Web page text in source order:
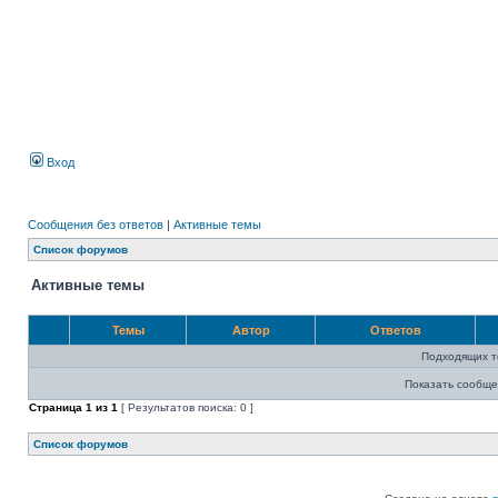
Вход
Сообщения без ответов | Активные темы
Список форумов
Активные темы
Темы Автор Ответов
Подходящих
Показать
Страница 1 из 1 [ Результатов поиска: 0 ]
Список форумов